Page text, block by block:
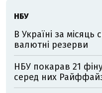
НБУ
В Україні за
валютні резерви
НБУ покарав 21
серед них